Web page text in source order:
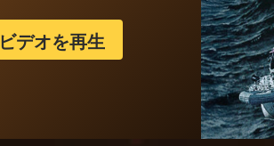
ビデオを再生